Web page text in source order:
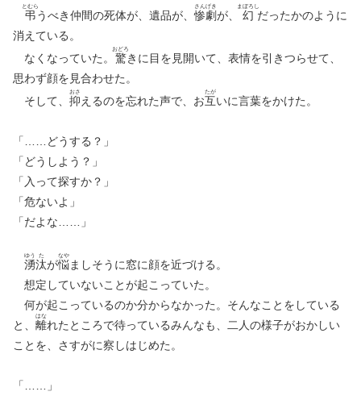
弔
とむら
うべき仲間の死体が、遺品が、惨
さん
劇
げき
が、 幻
まぼろし
だったかのように
消えている。
なくなっていた。 驚
おどろ
きに目を見開いて、表情を引きつらせて、
思わず顔を見合わせた。
そして、 抑
おさ
えるのを忘れた声で、お互
たが
いに言葉をかけた。
「……どうする？」
「どうしよう？」
「入って探すか？」
「危ないよ」
「だよな……」
湧
ゆう
汰
た
が悩
なや
ましそうに窓に顔を近づける。
想定していないことが起こっていた。
何が起こっているのか分からなかった。そんなことをしている
と、 離
はな
れたところで待っているみんなも、二人の様子がおかしい
ことを、さすがに察しはじめた。
「……」